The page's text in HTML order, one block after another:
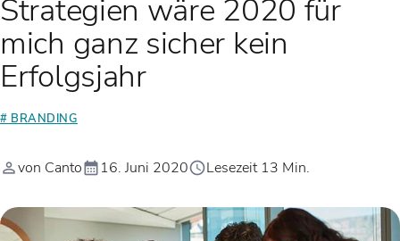
Strategien wäre 2020 für
mich ganz sicher kein
Erfolgsjahr
# BRANDING
von Canto 16. Juni 2020 Lesezeit 13 Min.